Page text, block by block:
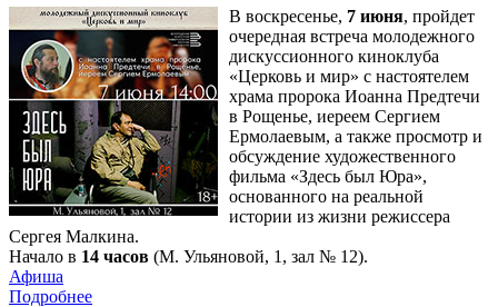
В воскресенье, 7 июня, пройдет
очередная встреча молодежного
дискуссионного киноклуба
«Церковь и мир» с настоятелем
храма пророка Иоанна Предтечи
в Рощенье, иереем Сергием
Ермолаевым, а также просмотр и
обсуждение художественного
фильма «Здесь был Юра»,
основанного на реальной
истории из жизни режиссера
Сергея Малкина.
Начало в 14 часов (М. Ульяновой, 1, зал № 12).
Афиша
Подробнее